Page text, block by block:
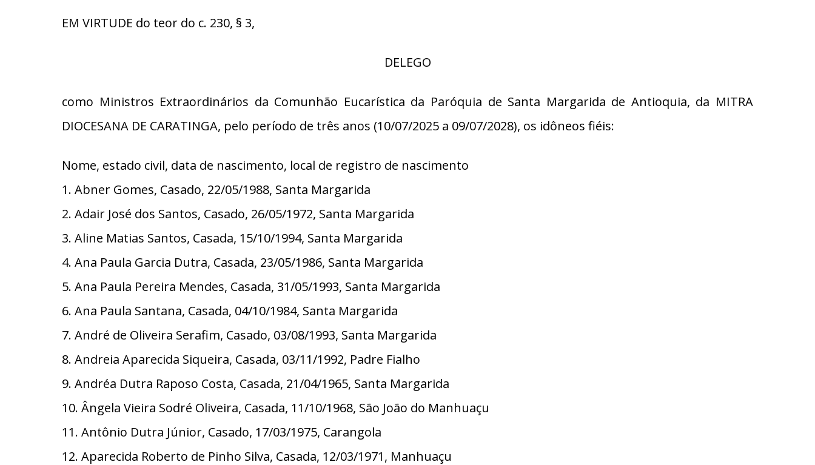
EM VIRTUDE do teor do c. 230, § 3,
DELEGO
como Ministros Extraordinários da Comunhão Eucarística da Paróquia de Santa Margarida de Antioquia, da MITRA
DIOCESANA DE CARATINGA, pelo período de três anos (10/07/2025 a 09/07/2028), os idôneos fiéis:
Nome, estado civil, data de nascimento, local de registro de nascimento
1. Abner Gomes, Casado, 22/05/1988, Santa Margarida
2. Adair José dos Santos, Casado, 26/05/1972, Santa Margarida
3. Aline Matias Santos, Casada, 15/10/1994, Santa Margarida
4. Ana Paula Garcia Dutra, Casada, 23/05/1986, Santa Margarida
5. Ana Paula Pereira Mendes, Casada, 31/05/1993, Santa Margarida
6. Ana Paula Santana, Casada, 04/10/1984, Santa Margarida
7. André de Oliveira Serafim, Casado, 03/08/1993, Santa Margarida
8. Andreia Aparecida Siqueira, Casada, 03/11/1992, Padre Fialho
9. Andréa Dutra Raposo Costa, Casada, 21/04/1965, Santa Margarida
10. Ângela Vieira Sodré Oliveira, Casada, 11/10/1968, São João do Manhuaçu
11. Antônio Dutra Júnior, Casado, 17/03/1975, Carangola
12. Aparecida Roberto de Pinho Silva, Casada, 12/03/1971, Manhuaçu